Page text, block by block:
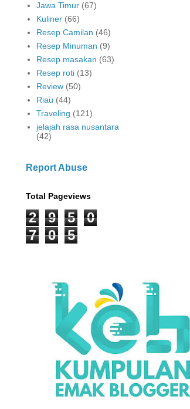
Jawa Timur (67)
Kuliner (66)
Resep Camilan (46)
Resep Minuman (9)
Resep masakan (63)
Resep roti (13)
Review (50)
Riau (44)
Traveling (121)
jelajah rasa nusantara
(42)
Report Abuse
Total Pageviews
2 9 5
0
7
0 5